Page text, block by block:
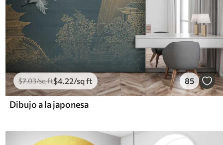
$7.03/sq ft$4.22/sq ft 85
Dibujo a la japonesa